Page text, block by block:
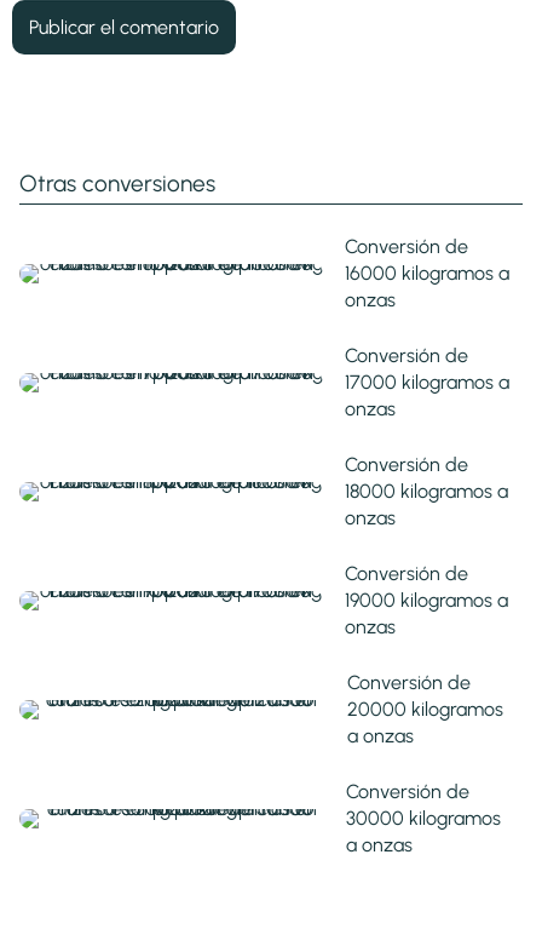
Otras conversiones
Conversión de
16000 kilogramos a
onzas
Conversión de
17000 kilogramos a
onzas
Conversión de
18000 kilogramos a
onzas
Conversión de
19000 kilogramos a
onzas
Conversión de
20000 kilogramos
a onzas
Conversión de
30000 kilogramos
a onzas